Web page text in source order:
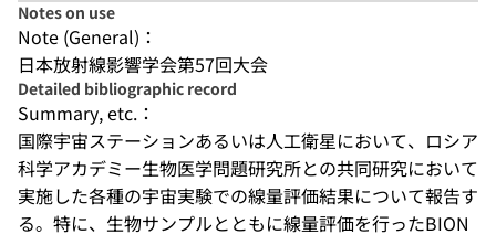
Notes on use
Note (General)：
日本放射線影響学会第57回大会
Detailed bibliographic record
Summary, etc.：
国際宇宙ステーションあるいは人工衛星において、ロシア
科学アカデミー生物医学問題研究所との共同研究において
実施した各種の宇宙実験での線量評価結果について報告す
る。特に、生物サンプルとともに線量評価を行ったBION